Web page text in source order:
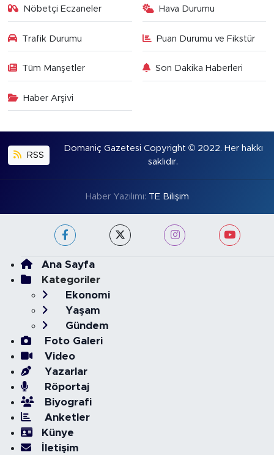
Nöbetçi Eczaneler Hava Durumu
Trafik Durumu Puan Durumu ve Fikstür
Tüm Manşetler Son Dakika Haberleri
Haber Arşivi
RSS
Domaniç Gazetesi Copyright © 2022. Her hakkı
saklıdır.
Haber Yazılımı: TE Bilişim
Ana Sayfa
Kategoriler
Ekonomi
Yaşam
Gündem
Foto Galeri
Video
Yazarlar
Röportaj
Biyografi
Anketler
Künye
İletişim